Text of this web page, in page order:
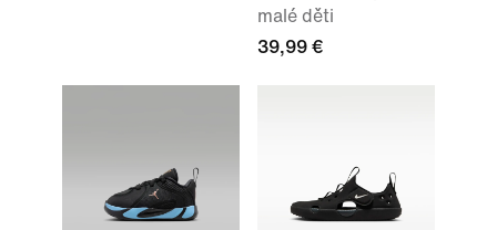
malé děti
39,99 €